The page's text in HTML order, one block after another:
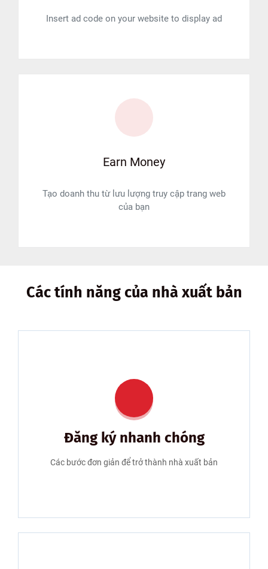
Insert ad code on your website to display ad
Earn Money
Tạo doanh thu từ lưu lượng truy cập trang web
của bạn
Các tính năng của nhà xuất bản
Đăng ký nhanh chóng
Các bước đơn giản để trở thành nhà xuất bản